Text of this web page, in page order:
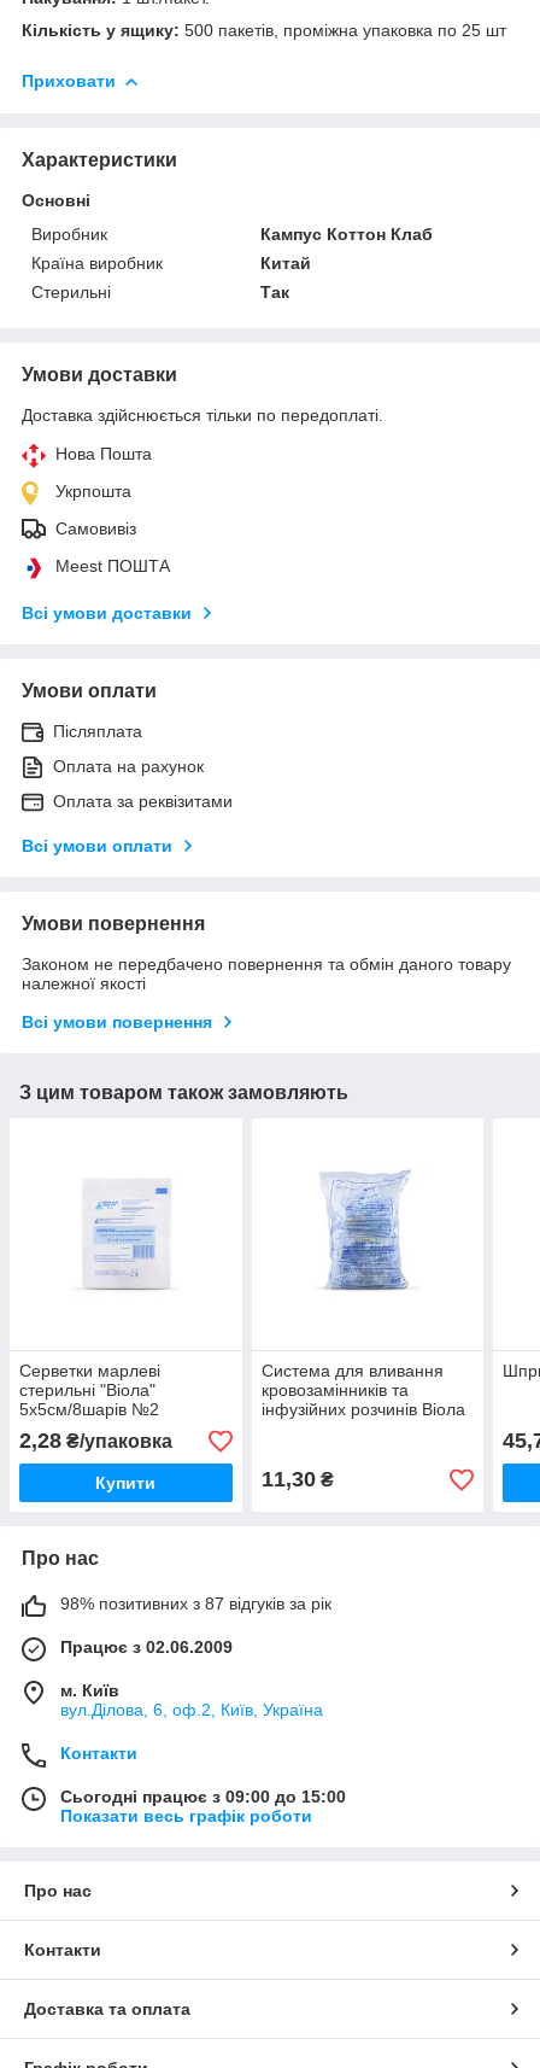
Кількість у ящику: 500 пакетів, проміжна упаковка по 25 шт
Приховати
Характеристики
Основні
Виробник
Кампус Коттон Клаб
Країна виробник
Китай
Стерильні
Так
Умови доставки
Доставка здійснюється тільки по передоплаті.
Нова Пошта
Укрпошта
Самовивіз
Meest ПОШТА
Всі умови доставки
Умови оплати
Післяплата
Оплата на рахунок
Оплата за реквізитами
Всі умови оплати
Умови повернення
Законом не передбачено повернення та обмін даного товару
належної якості
Всі умови повернення
З цим товаром також замовляють
Серветки марлеві
стерильні "Віола"
5х5см/8шарів №2
2,28 ₴/упаковка
Купити
Система для вливання
кровозамінників та
інфузійних розчинів Віола
11,30₴
Про нас
98% позитивних з 87 відгуків за рік
Працює з 02.06.2009
м. Київ
вул.Ділова, 6, оф.2, Київ, Україна
Контакти
Сьогодні працює з 09:00 до 15:00
Показати весь графік роботи
Про нас
Контакти
Доставка та оплата